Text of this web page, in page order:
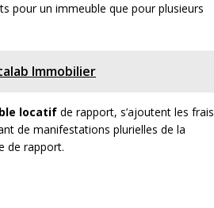
pour un immeuble que pour plusieurs
Immobilier
locatif de rapport, s’ajoutent les frais
de manifestations plurielles de la
de rapport.